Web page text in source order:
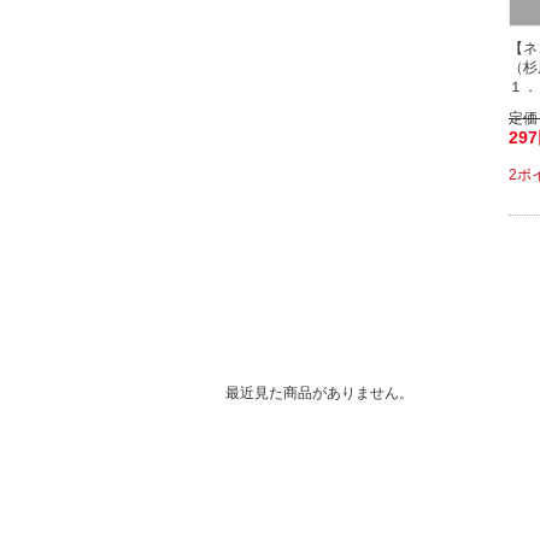
【
（
１
定
297
2ポ
最近見た商品がありません。